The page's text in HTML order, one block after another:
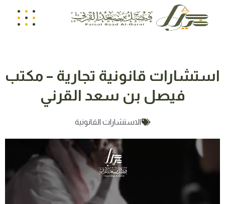
استشارات قانونية تجارية – مكتب
فيصل بن سعد القرني
الاستشارات القانونية